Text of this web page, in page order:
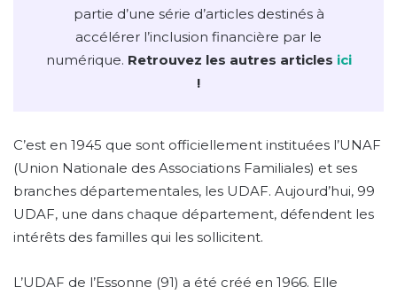
partie d’une série d’articles destinés à
accélérer l’inclusion financière par le
numérique. Retrouvez les autres articles ici
!
C’est en 1945 que sont officiellement instituées l’UNAF
(Union Nationale des Associations Familiales) et ses
branches départementales, les UDAF. Aujourd’hui, 99
UDAF, une dans chaque département, défendent les
intérêts des familles qui les sollicitent.
L’UDAF de l’Essonne (91) a été créé en 1966. Elle